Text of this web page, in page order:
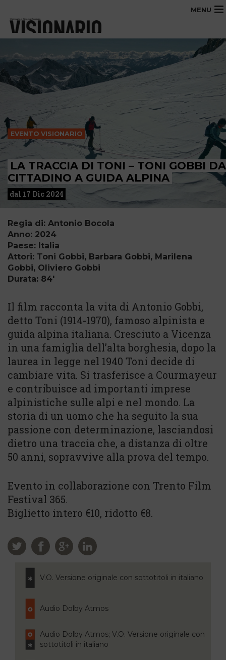
MENU
EVENTO VISIONARIO
LA TRACCIA DI TONI – TONI GOBBI DA
CITTADINO A GUIDA ALPINA
dal 17 Dic 2024
Regia di: Antonio Bocola
Anno: 2024
Paese: Italia
Attori: Toni Gobbi, Barbara Gobbi, Marilena
Gobbi, Oliviero Gobbi
Durata: 84'
Il film racconta la vita di Antonio Gobbi,
detto Toni (1914-1970), famoso alpinista e
guida alpina italiana. Cresciuto a Vicenza
in una famiglia dell’alta borghesia, dopo la
laurea in legge nel 1940 Toni decide di
cambiare vita. Si trasferisce a Courmayeur
e contribuisce ad importanti imprese
alpinistiche sulle alpi e nel mondo. La
storia di un uomo che ha seguito la sua
passione con determinazione, lasciandosi
dietro una traccia che, a distanza di oltre
50 anni, sopravvive alla prova del tempo.
Evento in collaborazione con Trento Film
Festival 365.
Biglietto intero €10, ridotto €8.
V.O. Versione originale con sottotitoli in italiano
Audio Dolby Atmos
Audio Dolby Atmos; V.O. Versione originale con
sottotitoli in italiano